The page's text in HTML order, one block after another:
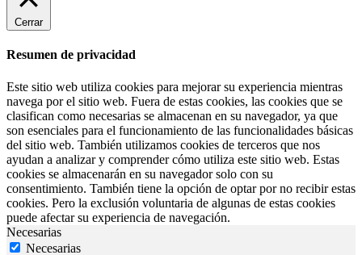
Cerrar
Resumen de privacidad
Este sitio web utiliza cookies para mejorar su experiencia mientras
navega por el sitio web. Fuera de estas cookies, las cookies que se
clasifican como necesarias se almacenan en su navegador, ya que
son esenciales para el funcionamiento de las funcionalidades básicas
del sitio web. También utilizamos cookies de terceros que nos
ayudan a analizar y comprender cómo utiliza este sitio web. Estas
cookies se almacenarán en su navegador solo con su
consentimiento. También tiene la opción de optar por no recibir estas
cookies. Pero la exclusión voluntaria de algunas de estas cookies
puede afectar su experiencia de navegación.
Necesarias
Necesarias